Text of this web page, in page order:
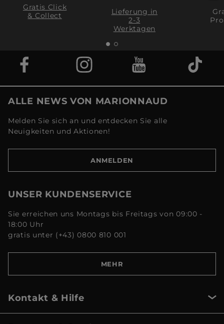
Gratis Click
& Collect
Lieferung in
2-3
Werktagen
ALLE NEWS VON MARIONNAUD
Melden Sie sich an und entdecken Sie alle
Neuigkeiten und Aktionen!
ANMELDEN
UNSER KUNDENSERVICE
Sie erreichen uns Montags bis Freitags von 09:00 -
18:00 Uhr
gratis unter (+43) 0800 810 001
MEHR
Kontakt & Hilfe